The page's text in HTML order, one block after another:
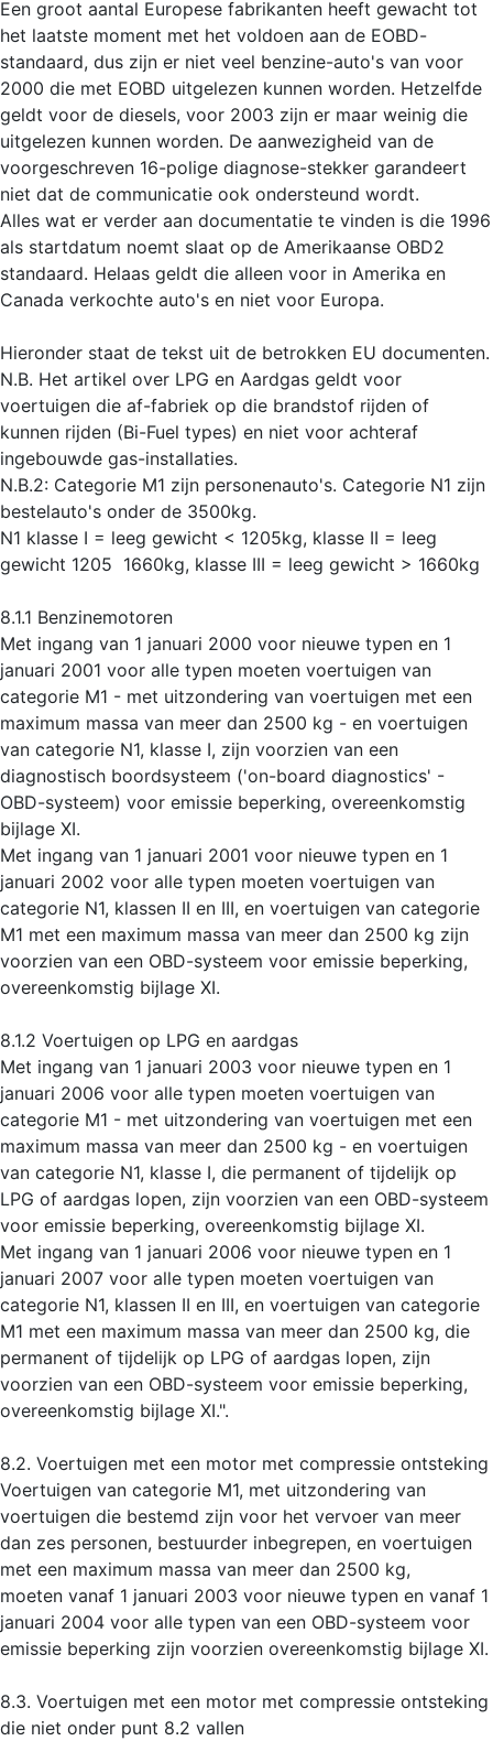
Een groot aantal Europese fabrikanten heeft gewacht tot
het laatste moment met het voldoen aan de EOBD-
standaard, dus zijn er niet veel benzine-auto's van voor
2000 die met EOBD uitgelezen kunnen worden. Hetzelfde
geldt voor de diesels, voor 2003 zijn er maar weinig die
uitgelezen kunnen worden. De aanwezigheid van de
voorgeschreven 16-polige diagnose-stekker garandeert
niet dat de communicatie ook ondersteund wordt.
Alles wat er verder aan documentatie te vinden is die 1996
als startdatum noemt slaat op de Amerikaanse OBD2
standaard. Helaas geldt die alleen voor in Amerika en
Canada verkochte auto's en niet voor Europa.
Hieronder staat de tekst uit de betrokken EU documenten.
N.B. Het artikel over LPG en Aardgas geldt voor
voertuigen die af-fabriek op die brandstof rijden of
kunnen rijden (Bi-Fuel types) en niet voor achteraf
ingebouwde gas-installaties.
N.B.2: Categorie M1 zijn personenauto's. Categorie N1 zijn
bestelauto's onder de 3500kg.
N1 klasse I = leeg gewicht < 1205kg, klasse II = leeg
gewicht 1205  1660kg, klasse III = leeg gewicht > 1660kg
8.1.1 Benzinemotoren
Met ingang van 1 januari 2000 voor nieuwe typen en 1
januari 2001 voor alle typen moeten voertuigen van
categorie M1 - met uitzondering van voertuigen met een
maximum massa van meer dan 2500 kg - en voertuigen
van categorie N1, klasse I, zijn voorzien van een
diagnostisch boordsysteem ('on-board diagnostics' -
OBD-systeem) voor emissie beperking, overeenkomstig
bijlage XI.
Met ingang van 1 januari 2001 voor nieuwe typen en 1
januari 2002 voor alle typen moeten voertuigen van
categorie N1, klassen II en III, en voertuigen van categorie
M1 met een maximum massa van meer dan 2500 kg zijn
voorzien van een OBD-systeem voor emissie beperking,
overeenkomstig bijlage XI.
8.1.2 Voertuigen op LPG en aardgas
Met ingang van 1 januari 2003 voor nieuwe typen en 1
januari 2006 voor alle typen moeten voertuigen van
categorie M1 - met uitzondering van voertuigen met een
maximum massa van meer dan 2500 kg - en voertuigen
van categorie N1, klasse I, die permanent of tijdelijk op
LPG of aardgas lopen, zijn voorzien van een OBD-systeem
voor emissie beperking, overeenkomstig bijlage XI.
Met ingang van 1 januari 2006 voor nieuwe typen en 1
januari 2007 voor alle typen moeten voertuigen van
categorie N1, klassen II en III, en voertuigen van categorie
M1 met een maximum massa van meer dan 2500 kg, die
permanent of tijdelijk op LPG of aardgas lopen, zijn
voorzien van een OBD-systeem voor emissie beperking,
overeenkomstig bijlage XI.".
8.2. Voertuigen met een motor met compressie ontsteking
Voertuigen van categorie M1, met uitzondering van
voertuigen die bestemd zijn voor het vervoer van meer
dan zes personen, bestuurder inbegrepen, en voertuigen
met een maximum massa van meer dan 2500 kg,
moeten vanaf 1 januari 2003 voor nieuwe typen en vanaf 1
januari 2004 voor alle typen van een OBD-systeem voor
emissie beperking zijn voorzien overeenkomstig bijlage XI.
8.3. Voertuigen met een motor met compressie ontsteking
die niet onder punt 8.2 vallen